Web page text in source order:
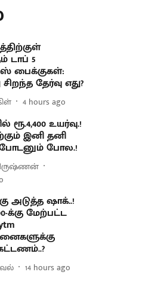
டாப் 5
பைக்குகள்:
தேர்வு எது?
4 hours ago
ரூ.4,400 உயர்வு.!
இனி தனி
போல.!
அடுத்த ஷாக்..!
க்கு மேற்பட்ட
14 hours ago